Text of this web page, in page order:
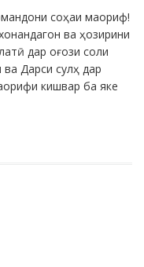
соҳаи маориф!
ва ҳозирини
дар оғози соли
Дарси сулҳ дар
кишвар ба яке